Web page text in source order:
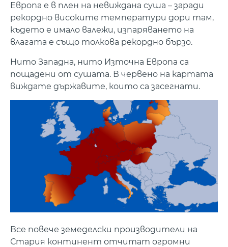
Европа е в плен на невиждана суша – заради
рекордно високите температури дори там,
където е имало валежи, изпаряването на
влагата е също толкова рекордно бързо.
Нито Западна, нито Източна Европа са
пощадени от сушата. В червено на картата
виждате държавите, които са засегнати.
Все повече земеделски производители на
Стария континент отчитат огромни